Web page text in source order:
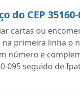
do CEP
cartas ou
na primeira linha o
número e
095 seguido de